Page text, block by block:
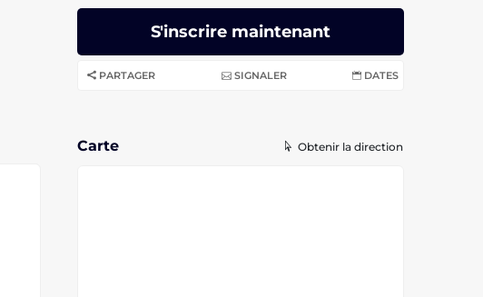
S'inscrire maintenant
PARTAGER SIGNALER DATES
Carte Obtenir la direction